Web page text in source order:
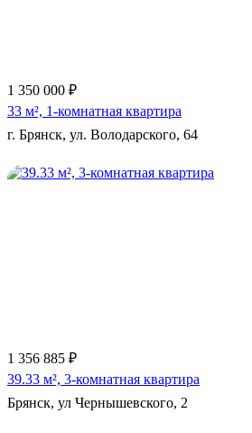
1 350 000 ₽
33 м², 1-комнатная квартира
г. Брянск, ул. Володарского, 64
1 356 885 ₽
39.33 м², 3-комнатная квартира
Брянск, ул Чернышевского, 2